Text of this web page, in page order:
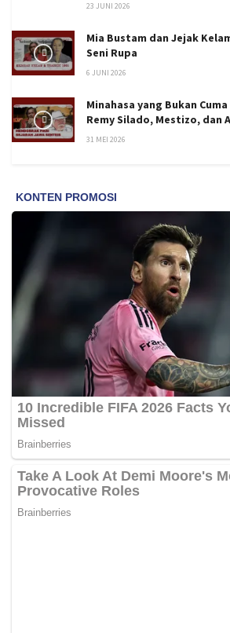
23 JUNI 2026
Mia Bustam dan Jejak
Seni Rupa
6 JUNI 2026
Minahasa yang Bukan
Remy Silado, Mestizo, dan
31 MEI 2026